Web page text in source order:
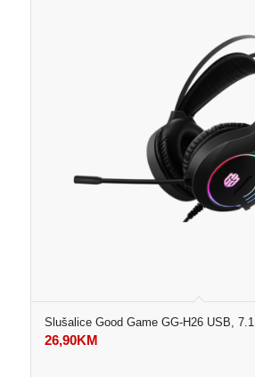
Slušalice Good Game GG-H26 USB,
26,90KM